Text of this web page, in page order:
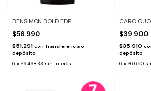
BENSIMON BOLD EDP
$56.990
$51.291 con Transferencia o
depósito
6 x $9.498,33 sin interés
CARO
$39.900
$35.910
depósito
6 x $6.650